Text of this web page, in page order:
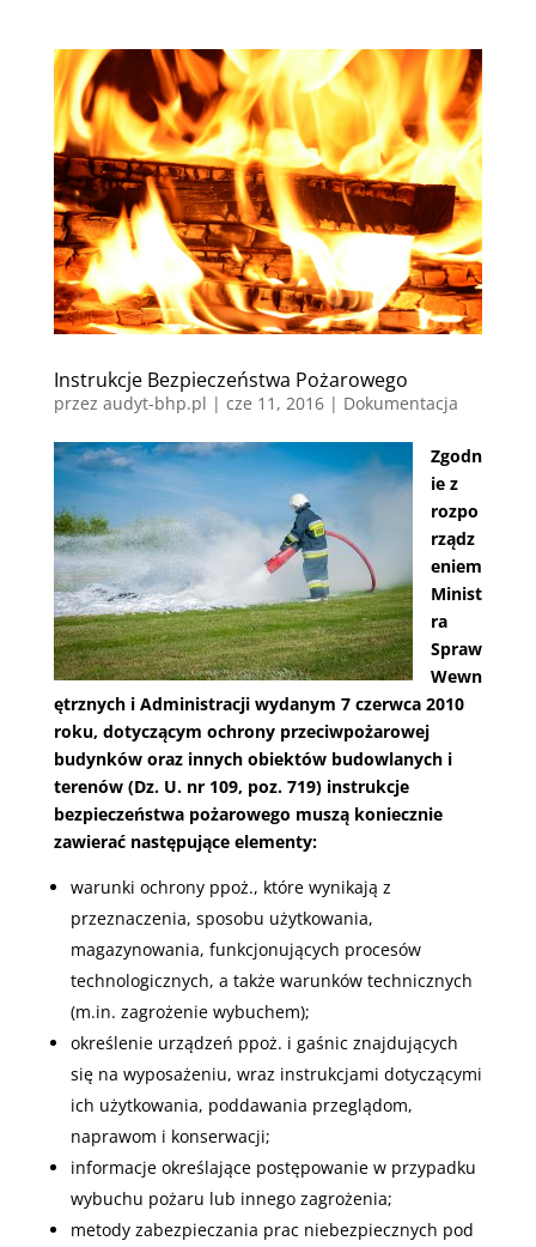
Instrukcje Bezpieczeństwa Pożarowego
przez audyt-bhp.pl | cze 11, 2016| Dokumentacja
Zgodn
ie z
rozpo
rządz
eniem
Minist
ra
Spraw
Wewn
ętrznych i Administracji wydanym 7 czerwca 2010
roku, dotyczącym ochrony przeciwpożarowej
budynków oraz innych obiektów budowlanych i
terenów (Dz. U. nr 109, poz. 719) instrukcje
bezpieczeństwa pożarowego muszą koniecznie
zawierać następujące elementy:
warunki ochrony ppoż., które wynikają z
przeznaczenia, sposobu użytkowania,
magazynowania, funkcjonujących procesów
technologicznych, a także warunków technicznych
(m.in. zagrożenie wybuchem);
określenie urządzeń ppoż. i gaśnic znajdujących
się na wyposażeniu, wraz instrukcjami dotyczącymi
ich użytkowania, poddawania przeglądom,
naprawom i konserwacji;
informacje określające postępowanie w przypadku
wybuchu pożaru lub innego zagrożenia;
metody zabezpieczania prac niebezpiecznych pod